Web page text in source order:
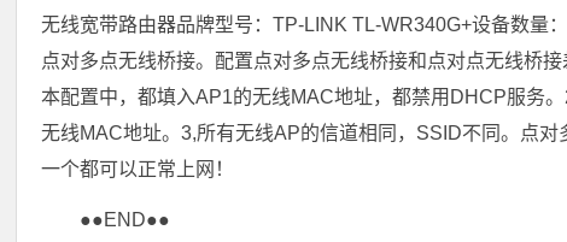
无线宽带路由器品牌型号：TP-LINK TL-WR340G+设备数量
点对多点无线桥接。配置点对多点无线桥接和点对点无线桥
本配置中，都填入AP1的无线MAC地址，都禁用DHCP服务
无线MAC地址。3,所有无线AP的信道相同，SSID不同。点
一个都可以正常上网！
●●END●●